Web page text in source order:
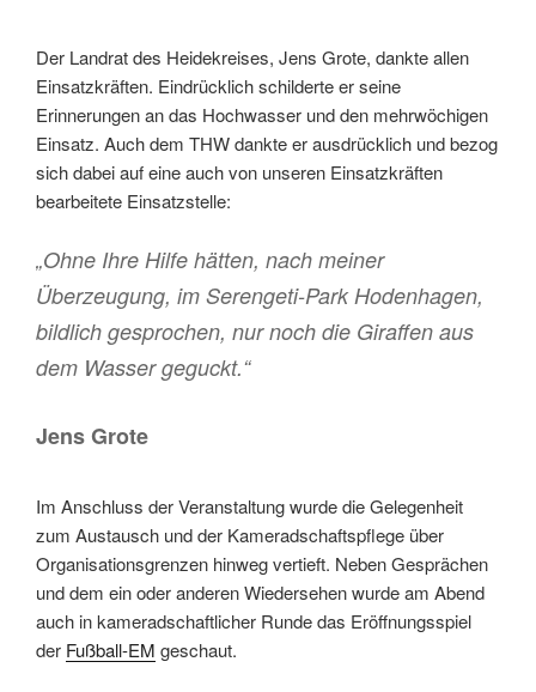
Der Landrat des Heidekreises, Jens Grote, dankte allen
Einsatzkräften. Eindrücklich schilderte er seine
Erinnerungen an das Hochwasser und den mehrwöchigen
Einsatz. Auch dem THW dankte er ausdrücklich und bezog
sich dabei auf eine auch von unseren Einsatzkräften
bearbeitete Einsatzstelle:
„Ohne Ihre Hilfe hätten, nach meiner
Überzeugung, im Serengeti-Park Hodenhagen,
bildlich gesprochen, nur noch die Giraffen aus
dem Wasser geguckt.“
Jens Grote
Im Anschluss der Veranstaltung wurde die Gelegenheit
zum Austausch und der Kameradschaftspflege über
Organisationsgrenzen hinweg vertieft. Neben Gesprächen
und dem ein oder anderen Wiedersehen wurde am Abend
auch in kameradschaftlicher Runde das Eröffnungsspiel
der Fußball-EM geschaut.